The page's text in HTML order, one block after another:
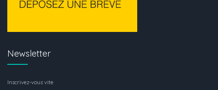
Newsletter
Inscrivez-vous vite